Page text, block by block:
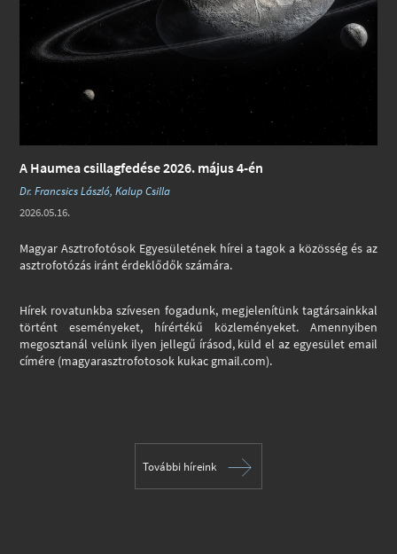
A Haumea csillagfedése 2026. május 4-én
Dr. Francsics László, Kalup Csilla
2026.05.16.
Magyar Asztrofotósok Egyesületének hírei a tagok a közösség és az
asztrofotózás iránt érdeklődők számára.
Hírek rovatunkba szívesen fogadunk, megjelenítünk tagtársainkkal
történt eseményeket, hírértékű közleményeket. Amennyiben
megosztanál velünk ilyen jellegű írásod, küld el az egyesület email
címére (magyarasztrofotosok kukac gmail.com).
További híreink